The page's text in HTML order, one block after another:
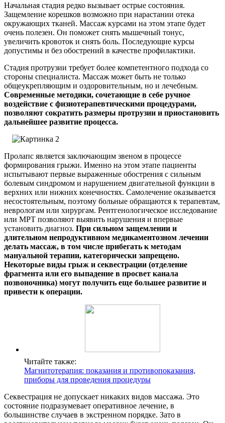
Начальная стадия редко вызывает острые состояния.
Защемление корешков возможно при нарастании отека
окружающих тканей. Массаж курсами на этом этапе будет
очень полезен. Он поможет снять мышечный тонус,
увеличить кровоток и снять боль. Последующие курсы
допустимы и без обострений в качестве профилактики.
Стадия протрузии требует более компетентного подхода со
стороны специалиста. Массаж может быть не только
общеукрепляющим и оздоровительным, но и лечебным.
Современные методики, сочетающие в себе ручное
воздействие с физиотерапевтическими процедурами,
позволяют сократить размеры протрузии и приостановить
дальнейшее развитие процесса.
Пролапс является заключающим звеном в процессе
формирования грыжи. Именно на этом этапе пациенты
испытывают первые выраженные обострения с сильным
болевым синдромом и нарушением двигательной функции в
верхних или нижних конечностях. Самолечение оказывается
несостоятельным, поэтому больные обращаются к терапевтам,
неврологам или хирургам. Рентгенологическое исследование
или МРТ позволяют выявить нарушения и впервые
установить диагноз. При сильном защемлении и
длительном непродуктивном медикаментозном лечении
делать массаж, в том числе прибегать к методам
мануальной терапии, категорически запрещено.
Некоторые виды грыж и секвестрации (отделение
фрагмента или его выпадение в просвет канала
позвоночника) могут получить еще большее развитие и
привести к операции.
Читайте также:
Магнитотерапия: показания и противопоказания,
приборы для проведения процедуры
Секвестрация не допускает никаких видов массажа. Это
состояние подразумевает оперативное лечение, в
большинстве случаев в экстренном порядке. Зато в